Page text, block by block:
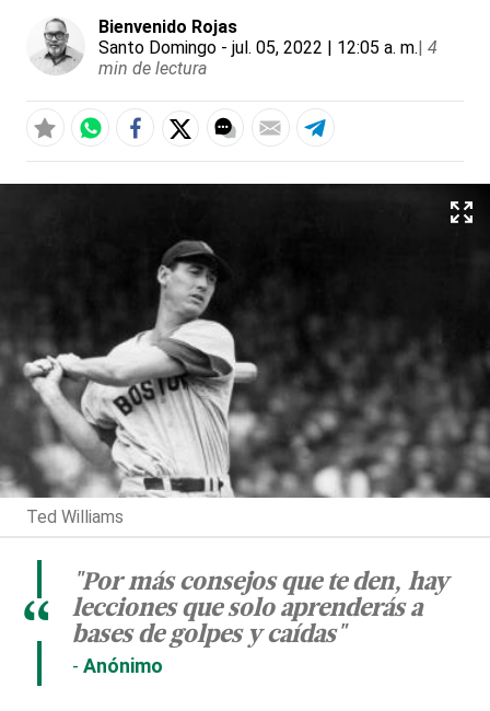
Bienvenido Rojas
Santo Domingo - jul. 05, 2022 | 12:05 a. m.| 4
min de lectura
Ted Williams
"Por más consejos que te den, hay
lecciones que solo aprenderás a
bases de golpes y caídas"
Anónimo
“